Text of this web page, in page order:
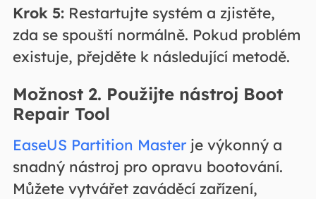
Krok 5:Restartujte systém a zjistěte,
zda se spouští normálně. Pokud problém
existuje, přejděte k následující metodě.
Možnost 2. Použijte nástroj Boot
Repair Tool
EaseUS Partition Masterje výkonný a
snadný nástroj pro opravu bootování.
Můžete vytvářet zaváděcí zařízení,